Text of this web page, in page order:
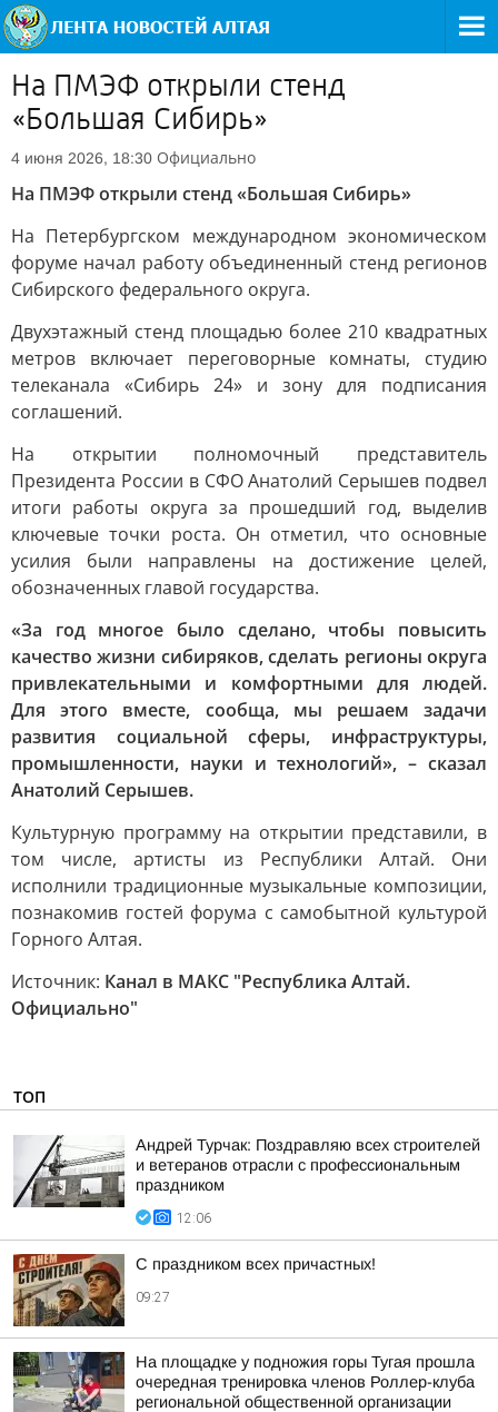
На ПМЭФ открыли стенд
«Большая Сибирь»
4 июня 2026, 18:30 Официально
На ПМЭФ открыли стенд «Большая Сибирь»
На Петербургском международном экономическом
форуме начал работу объединенный стенд регионов
Сибирского федерального округа.
Двухэтажный стенд площадью более 210 квадратных
метров включает переговорные комнаты, студию
телеканала «Сибирь 24» и зону для подписания
соглашений.
На открытии полномочный представитель
Президента России в СФО Анатолий Серышев подвел
итоги работы округа за прошедший год, выделив
ключевые точки роста. Он отметил, что основные
усилия были направлены на достижение целей,
обозначенных главой государства.
«За год многое было сделано, чтобы повысить
качество жизни сибиряков, сделать регионы округа
привлекательными и комфортными для людей.
Для этого вместе, сообща, мы решаем задачи
развития социальной сферы, инфраструктуры,
промышленности, науки и технологий», – сказал
Анатолий Серышев.
Культурную программу на открытии представили, в
том числе, артисты из Республики Алтай. Они
исполнили традиционные музыкальные композиции,
познакомив гостей форума с самобытной культурой
Горного Алтая.
Источник: Канал в МАКС "Республика Алтай.
Официально"
ТОП
Андрей Турчак: Поздравляю всех строителей
и ветеранов отрасли с профессиональным
праздником
12:06
С праздником всех причастных!
09:27
На площадке у подножия горы Тугая прошла
очередная тренировка членов Роллер-клуба
региональной общественной организации